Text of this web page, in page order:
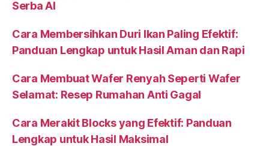
Serba AI
Cara Membersihkan Duri Ikan Paling Efektif:
Panduan Lengkap untuk Hasil Aman dan Rapi
Cara Membuat Wafer Renyah Seperti Wafer
Selamat: Resep Rumahan Anti Gagal
Cara Merakit Blocks yang Efektif: Panduan
Lengkap untuk Hasil Maksimal